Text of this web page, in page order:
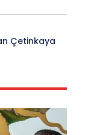
Çetinkaya